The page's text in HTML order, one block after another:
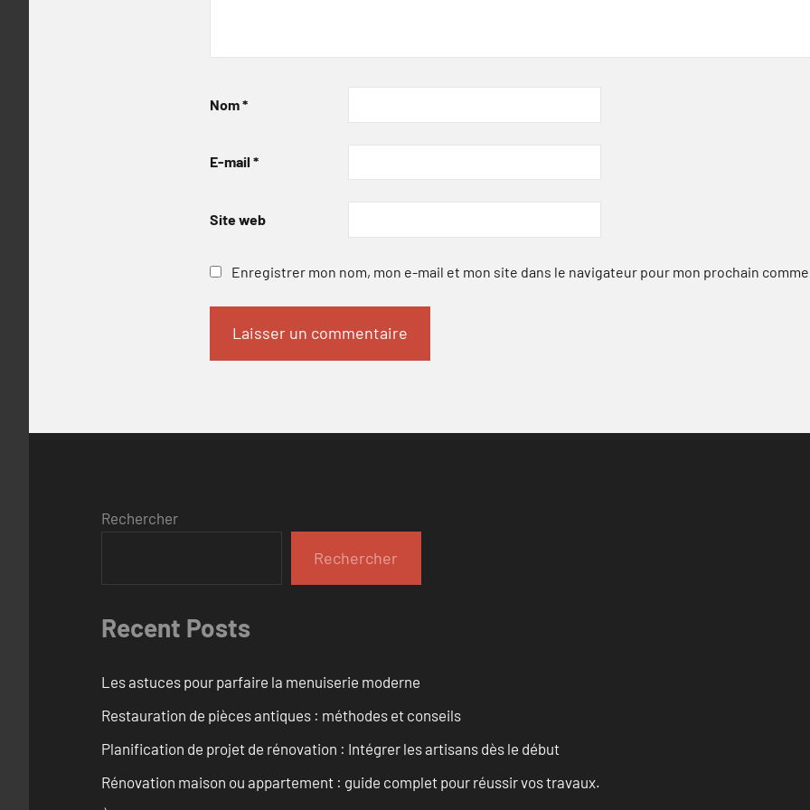
Nom*
E-mail *
Site web
Enregistrer mon nom, mon e-mail et mon site dans le navigateur pour mon prochain
Rechercher
Rechercher
Recent Posts
Les astuces pour parfaire la menuiserie moderne
Restauration de pièces antiques : méthodes et conseils
Planification de projet de rénovation : Intégrer les artisans dès le début
Rénovation maison ou appartement : guide complet pour réussir vos travaux.